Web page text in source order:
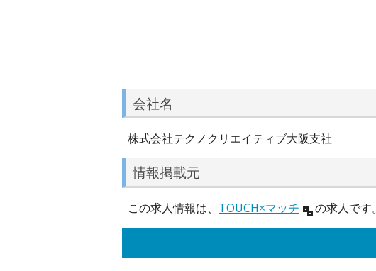
会社名
株式会社テクノクリエイティブ大阪支社
情報掲載元
この求人情報は、 TOUCH×マッチ の求人です。